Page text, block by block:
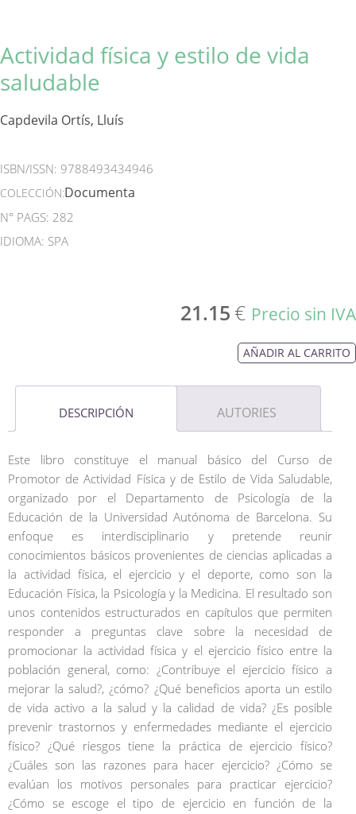
Actividad física y estilo de vida
saludable
Capdevila Ortís, Lluís
ISBN/ISSN: 9788493434946
COLECCIÓN:Documenta
N° PAGS: 282
IDIOMA: SPA
21.15 € Precio sin IVA
AÑADIR AL CARRITO
DESCRIPCIÓN AUTORIES
Este libro constituye el manual básico del Curso de
Promotor de Actividad Física y de Estilo de Vida Saludable,
organizado por el Departamento de Psicología de la
Educación de la Universidad Autónoma de Barcelona. Su
enfoque es interdisciplinario y pretende reunir
conocimientos básicos provenientes de ciencias aplicadas a
la actividad física, el ejercicio y el deporte, como son la
Educación Física, la Psicología y la Medicina. El resultado son
unos contenidos estructurados en capítulos que permiten
responder a preguntas clave sobre la necesidad de
promocionar la actividad física y el ejercicio físico entre la
población general, como: ¿Contribuye el ejercicio físico a
mejorar la salud?, ¿cómo? ¿Qué beneficios aporta un estilo
de vida activo a la salud y la calidad de vida? ¿Es posible
prevenir trastornos y enfermedades mediante el ejercicio
físico? ¿Qué riesgos tiene la práctica de ejercicio físico?
¿Cuáles son las razones para hacer ejercicio? ¿Cómo se
evalúan los motivos personales para practicar ejercicio?
¿Cómo se escoge el tipo de ejercicio en función de la